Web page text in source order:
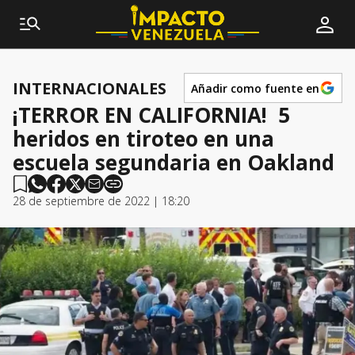
INTERNACIONALES Añadir como fuente en
¡TERROR EN CALIFORNIA! 5
heridos en tiroteo en una
escuela segundaria en Oakland
28 de septiembre de 2022 | 18:20